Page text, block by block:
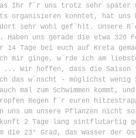
Ihr f¨r uns trotz sehr später
organisieren konntet, hat uns
sehr wohl gef¨hlt. Unsere
Haben uns gerade die etwa 320
14 Tage bei euch auf Kreta
mir ginge, w¨rde ich am
... Wir hoffen, dass die Saison
das w¨nscht - möglichst wenig
mal zum Schwimmen kommt,
Regen f¨r euren
uns um unsere Pflanzen nicht
2 Tage lang sintflutartig
die 23° Grad, das Wasser der